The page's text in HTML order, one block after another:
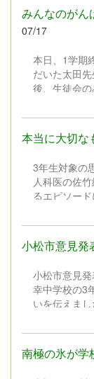
みんなのがん
07/17
本日、1学期
だいた太田
後、生徒会
トボトルを
凝らした演
んばりに
団 3年A組、
た！
本当に大切な
3年生対象の
人科医の佐
るエピソー
切さを学び
3年生は最後
小松市意見発
小松市意見
幸中学校の3
いを伝えま
で説得力が
世界を動か
について考
南極の氷が学